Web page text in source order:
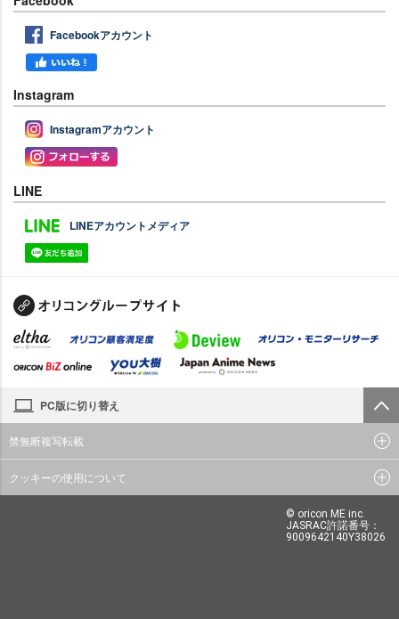
Facebookアカウント
Instagram
Instagramアカウント
LINE
LINEアカウントメディア
PC版に切り替え
禁無断複写転載
クッキーの使用について
© oricon ME inc.
JASRAC許諾番号：
9009642140Y38026